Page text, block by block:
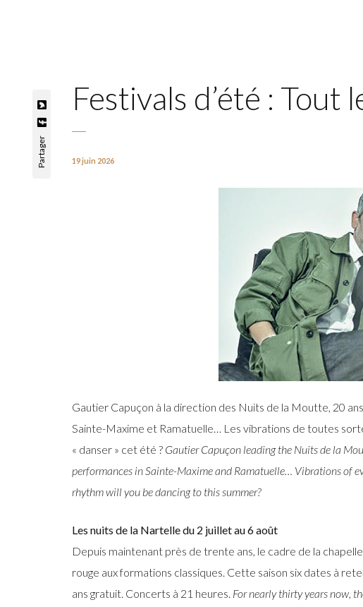
Festivals d’été :
Partager 19 juin 2026
Gautier Capuçon à la direction des Nuits de la Moutte, 20
Sainte-Maxime et Ramatuelle… Les vibrations de toutes
« danser » cet été ? Gautier Capuçon leading the Nuits de la
performances in Sainte-Maxime and Ramatuelle… Vibrations of
rhythm will you be dancing to this summer?
Les nuits de la Nartelle du 2 juillet au 6 août
Depuis maintenant près de trente ans, le cadre de la
rouge aux formations classiques. Cette saison six dates à
ans gratuit. Concerts à 21 heures. For nearly thirty years now,